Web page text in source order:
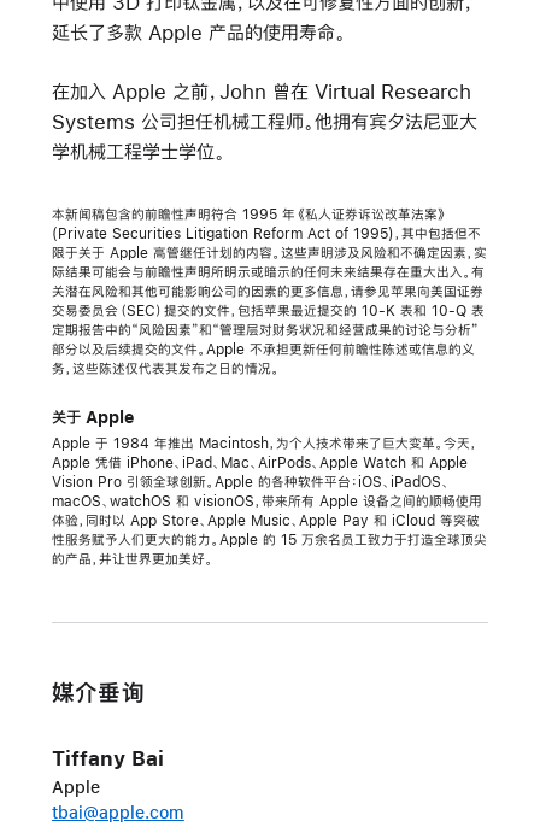
延长了多款 Apple 产品的使用寿命。
在加入 Apple 之前，John 曾在 Virtual Research
Systems 公司担任机械工程师。他拥有宾夕法尼亚大
学机械工程学士学位。
本新闻稿包含的前瞻性声明符合 1995 年《私人证券诉讼改革法案》
(Private Securities Litigation Reform Act of 1995)，其中包括但不
限于关于 Apple 高管继任计划的内容。这些声明涉及风险和不确定因素，实
际结果可能会与前瞻性声明所明示或暗示的任何未来结果存在重大出入。有
关潜在风险和其他可能影响公司的因素的更多信息，请参见苹果向美国证券
交易委员会（SEC）提交的文件，包括苹果最近提交的 10-K 表和 10-Q 表
定期报告中的“风险因素”和“管理层对财务状况和经营成果的讨论与分析”
部分以及后续提交的文件。Apple 不承担更新任何前瞻性陈述或信息的义
务，这些陈述仅代表其发布之日的情况。
关于 Apple
Apple 于 1984 年推出 Macintosh，为个人技术带来了巨大变革。今天，
Apple 凭借 iPhone、iPad、Mac、AirPods、Apple Watch 和 Apple
Vision Pro 引领全球创新。Apple 的各种软件平台：iOS、iPadOS、
macOS、watchOS 和 visionOS，带来所有 Apple 设备之间的顺畅使用
体验，同时以 App Store、Apple Music、Apple Pay 和 iCloud 等突破
性服务赋予人们更大的能力。Apple 的 15 万余名员工致力于打造全球顶尖
的产品，并让世界更加美好。
媒介垂询
Tiffany Bai
Apple
tbai@apple.com